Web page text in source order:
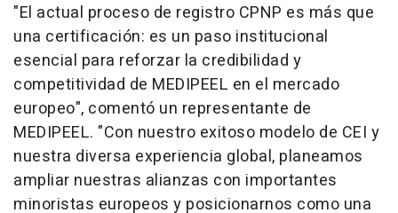
"El actual proceso de registro CPNP es más que
una certificación: es un paso institucional
esencial para reforzar la credibilidad y
competitividad de MEDIPEEL en el mercado
europeo", comentó un representante de
MEDIPEEL. "Con nuestro exitoso modelo de CEI y
nuestra diversa experiencia global, planeamos
ampliar nuestras alianzas con importantes
minoristas europeos y posicionarnos como una